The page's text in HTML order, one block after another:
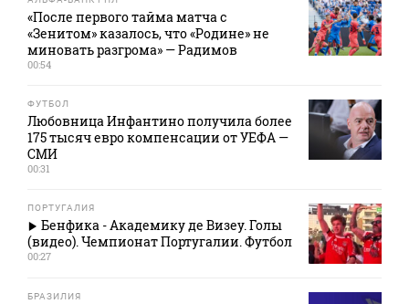
«После первого тайма матча с
«Зенитом» казалось, что «Родине» не
миновать разгрома» — Радимов
00:54
ФУТБОЛ
Любовница Инфантино получила более
175 тысяч евро компенсации от УЕФА —
СМИ
00:31
ПОРТУГАЛИЯ
Бенфика - Академику де Визеу. Голы
(видео). Чемпионат Португалии. Футбол
00:27
БРАЗИЛИЯ